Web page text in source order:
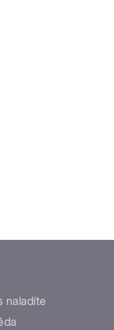
naladíte